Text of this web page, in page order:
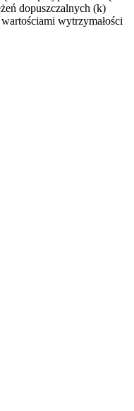
dopuszczalnych (k)
wytrzymałości